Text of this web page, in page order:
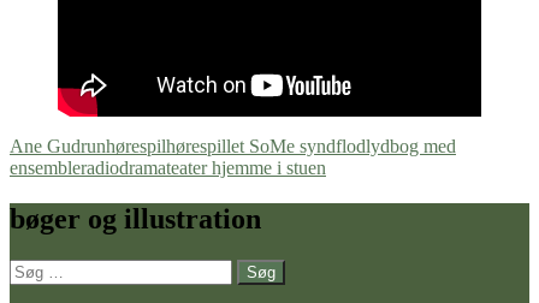
Ane Gudrunhørespilhørespillet SoMe syndflodlydbog med
ensembleradiodramateater hjemme i stuen
bøger og illustration
Søg
efter: